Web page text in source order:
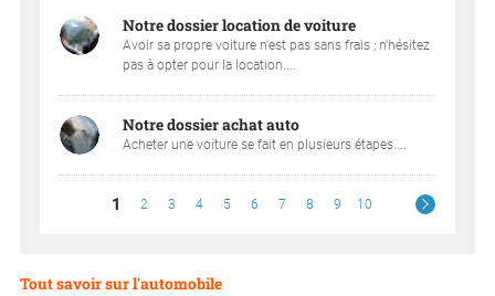
Notre dossier location de voiture
Avoir sa propre voiture n'est pas sans frais ; n'hésitez
pas à opter pour la location....
Notre dossier achat auto
Acheter une voiture se fait en plusieurs étapes....
1 2 3 4 5 6 7 8 9 10
Tout savoir sur l'automobile